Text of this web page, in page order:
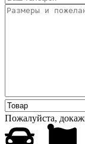
Пожалуйста,